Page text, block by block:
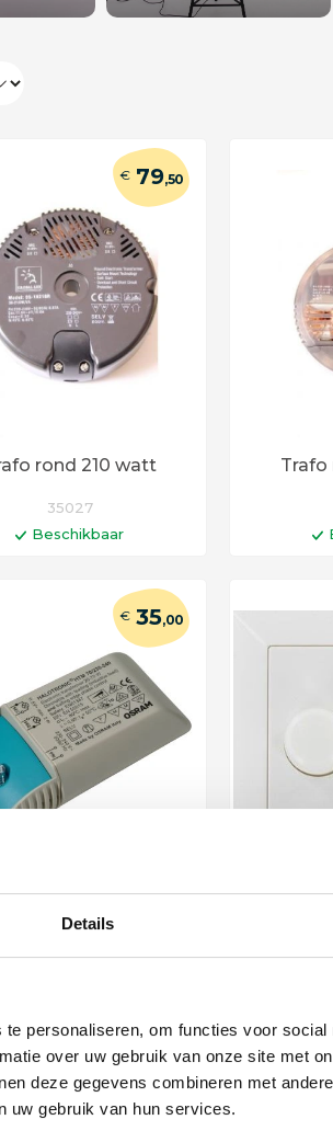
Details
personaliseren, om functies voor social
over uw gebruik van onze site met
deze gegevens combineren met
uw gebruik van hun services.
rond 210 watt
€79,50
35027
Beschikbaar
6 - 12 werkdagen
Trafo
Levertijd
€35,00
6 - 12 werkdagen
Snelle levering